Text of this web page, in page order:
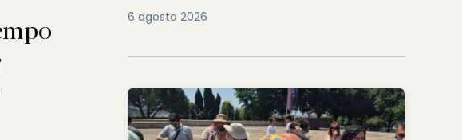
6 agosto 2026